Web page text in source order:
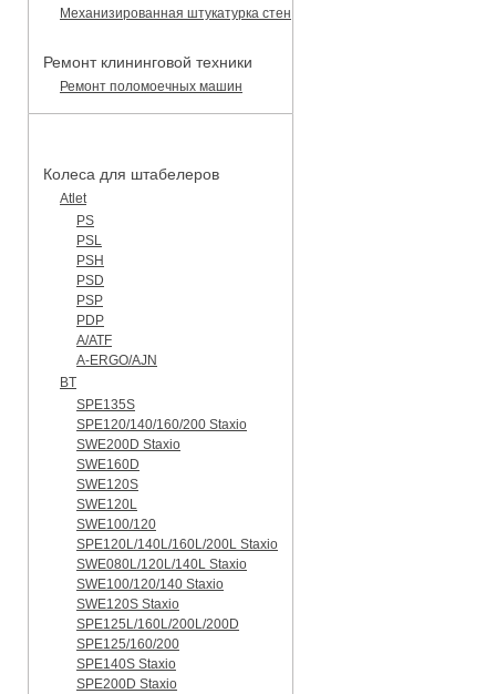
Механизированная штукатурка стен
Ремонт клининговой техники
Ремонт поломоечных машин
Колеса для штабелеров
Atlet
PS
PSL
PSH
PSD
PSP
PDP
A/ATF
A-ERGO/AJN
BT
SPE135S
SPE120/140/160/200 Staxio
SWE200D Staxio
SWE160D
SWE120S
SWE120L
SWE100/120
SPE120L/140L/160L/200L Staxio
SWE080L/120L/140L Staxio
SWE100/120/140 Staxio
SWE120S Staxio
SPE125L/160L/200L/200D
SPE125/160/200
SPE140S Staxio
SPE200D Staxio